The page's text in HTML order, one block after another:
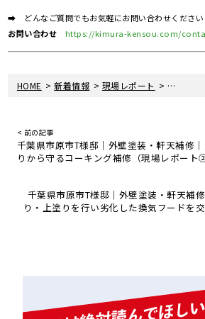
➡ どんなご質問でもお気軽にお問い合わせください
お問い合わせ
https://kimura-kensou.com/
HOME >新着情報 > 現場レポート > 千葉県
< 前の記事
千葉県市原市T様邸｜外壁塗装・軒天補修
りから守るコーキング補修（現場レポート②
千葉県市原市T様邸｜外壁塗装・軒天補
り・上塗りを行い劣化した換気フードを